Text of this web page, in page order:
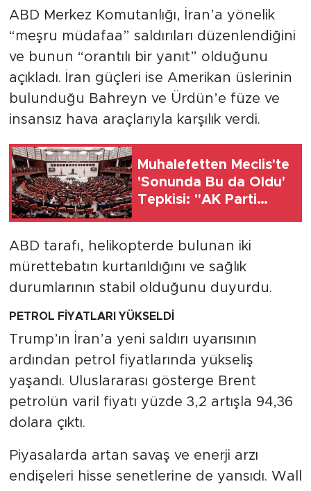
ABD Merkez Komutanlığı, İran’a yönelik
“meşru müdafaa” saldırıları düzenlendiğini
ve bunun “orantılı bir yanıt” olduğunu
açıkladı. İran güçleri ise Amerikan üslerinin
bulunduğu Bahreyn ve Ürdün’e füze ve
insansız hava araçlarıyla karşılık verdi.
Muhalefetten Meclis'te
'Sonunda Bu da Oldu'
Tepkisi: "AK Parti
Çıkardı"
ABD tarafı, helikopterde bulunan iki
mürettebatın kurtarıldığını ve sağlık
durumlarının stabil olduğunu duyurdu.
PETROL FİYATLARI YÜKSELDİ
Trump’ın İran’a yeni saldırı uyarısının
ardından petrol fiyatlarında yükseliş
yaşandı. Uluslararası gösterge Brent
petrolün varil fiyatı yüzde 3,2 artışla 94,36
dolara çıktı.
Piyasalarda artan savaş ve enerji arzı
endişeleri hisse senetlerine de yansıdı. Wall